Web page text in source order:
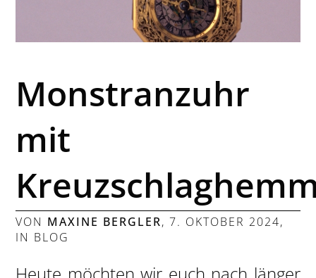
Monstranzuhr
mit
VON MAXINE BERGLER,7. OKTOBER 2024,
IN BLOG